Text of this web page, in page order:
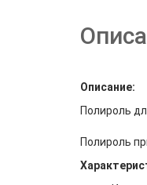
Описание:
Полироль
Полироль